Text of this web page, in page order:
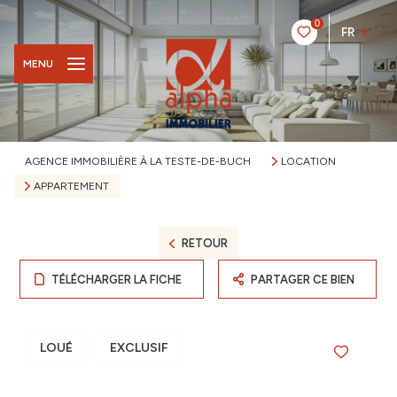
0
FR
MENU
AGENCE IMMOBILIÈRE À LA TESTE-DE-BUCH
LOCATION
APPARTEMENT
RETOUR
TÉLÉCHARGER LA FICHE PARTAGER CE BIEN
LOUÉ EXCLUSIF